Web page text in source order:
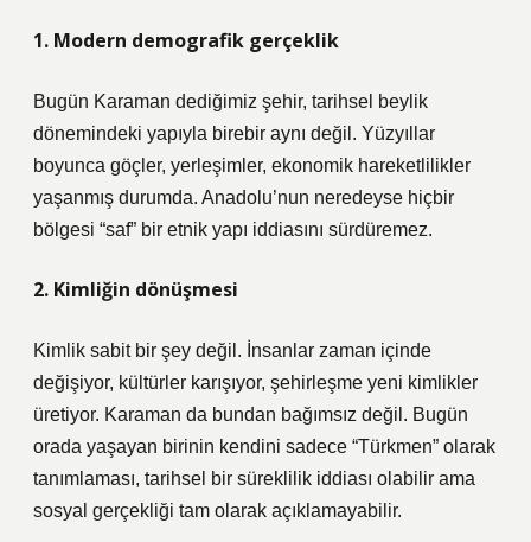
1. Modern demografik gerçeklik
Bugün Karaman dediğimiz şehir, tarihsel beylik
dönemindeki yapıyla birebir aynı değil. Yüzyıllar
boyunca göçler, yerleşimler, ekonomik hareketlilikler
yaşanmış durumda. Anadolu’nun neredeyse hiçbir
bölgesi “saf” bir etnik yapı iddiasını sürdüremez.
2. Kimliğin dönüşmesi
Kimlik sabit bir şey değil. İnsanlar zaman içinde
değişiyor, kültürler karışıyor, şehirleşme yeni kimlikler
üretiyor. Karaman da bundan bağımsız değil. Bugün
orada yaşayan birinin kendini sadece “Türkmen” olarak
tanımlaması, tarihsel bir süreklilik iddiası olabilir ama
sosyal gerçekliği tam olarak açıklamayabilir.